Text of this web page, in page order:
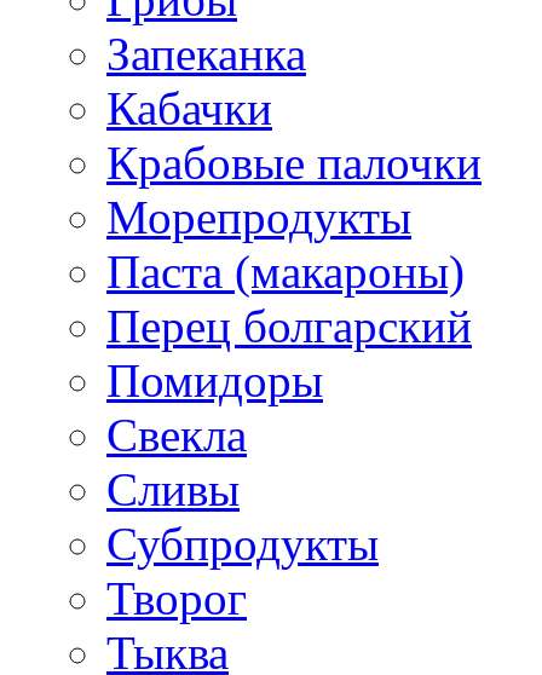
Запеканка
Кабачки
Крабовые палочки
Морепродукты
Паста (макароны)
Перец болгарский
Помидоры
Свекла
Сливы
Субпродукты
Творог
Тыква